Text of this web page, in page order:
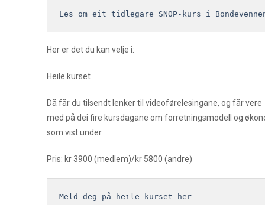
Les om eit tidlegare SNOP-kurs i
Her er det du kan velje i:
Heile kurset
Då får du tilsendt lenker til videoførelesingane, og får vere
med på dei fire kursdagane om forretningsmodell og
som vist under.
Pris: kr 3900 (medlem)/kr 5800 (andre)
Meld deg på heile kurset her